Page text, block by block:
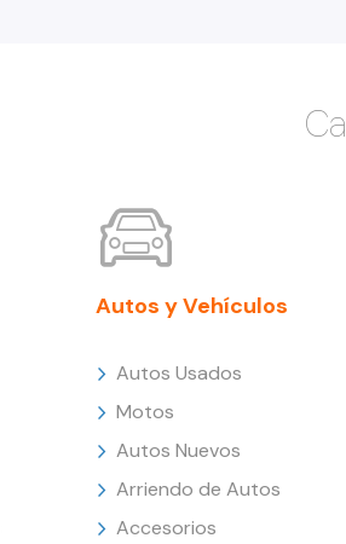
Autos y Vehículos
Autos Usados
Motos
Autos Nuevos
Arriendo de Autos
Accesorios